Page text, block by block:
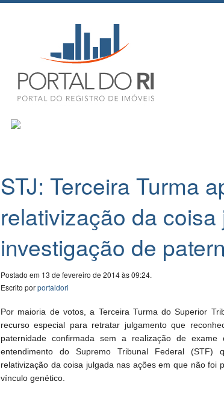
STJ: Terceira Turma
relativização da coisa
investigação de
Postado em 13 de fevereiro de 2014 às 09:24.
Escrito porportaldori
Por maioria de votos, a Terceira Turma do Superior
recurso especial para retratar julgamento que
paternidade confirmada sem a realização de
entendimento do Supremo Tribunal Federal
relativização da coisa julgada nas ações em que não foi
vínculo genético.